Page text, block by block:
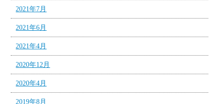
2021年7月
2021年6月
2021年4月
2020年12月
2020年4月
2019年8月